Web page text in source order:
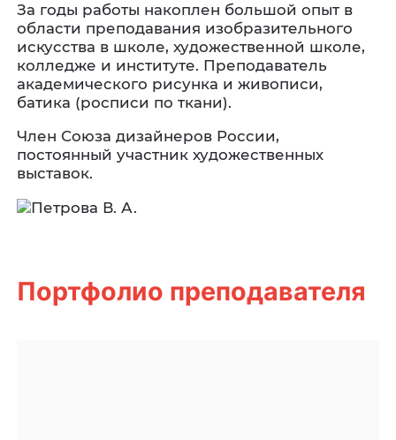
За годы работы накоплен большой опыт в
области преподавания изобразительного
искусства в школе, художественной школе,
колледже и институте. Преподаватель
академического рисунка и живописи,
батика (росписи по ткани).
Член Союза дизайнеров России,
постоянный участник художественных
выставок.
Портфолио преподавателя